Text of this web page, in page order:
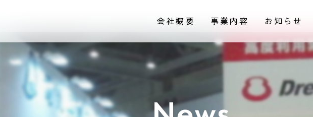
会社概要 事業内容 お知らせ